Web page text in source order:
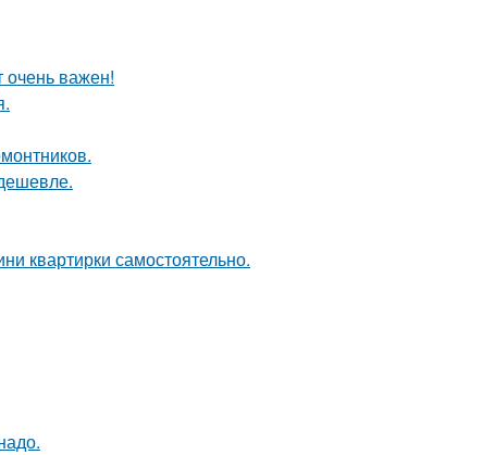
очень важен!
квартирки самостоятельно.